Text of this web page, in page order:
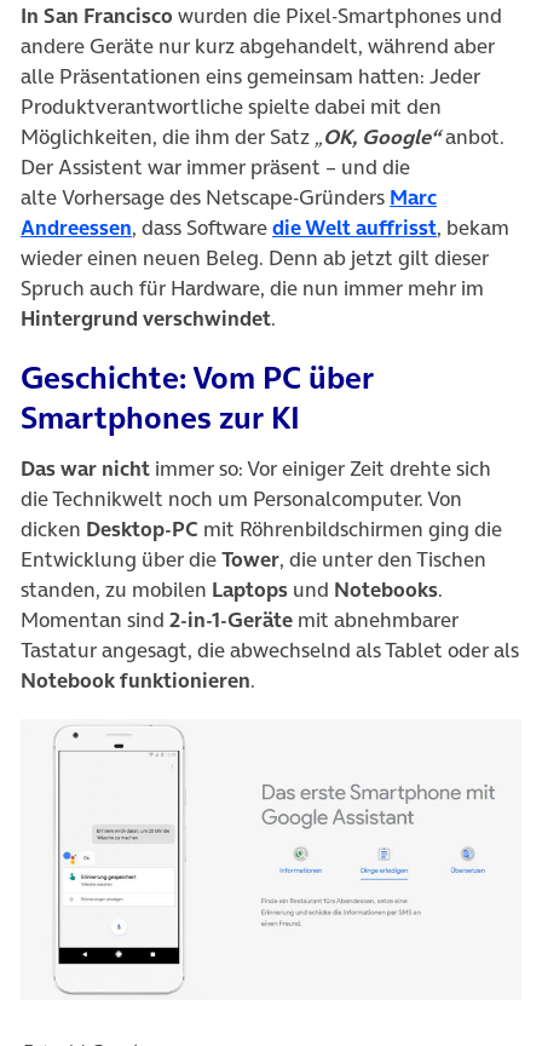
In San Francisco wurden die Pixel-Smartphones und
andere Geräte nur kurz abgehandelt, während aber
alle Präsentationen eins gemeinsam hatten: Jeder
Produktverantwortliche spielte dabei mit den
Möglichkeiten, die ihm der Satz „OK, Google“anbot.
Der Assistent war immer präsent – und die
alte Vorhersage des Netscape-Gründers Marc
Andreessen(öffnet in neuem Tab)
, dass Softwaredie Welt auffrisst(öffnet in
, bekam
wieder einen neuen Beleg. Denn ab jetzt gilt dieser
Spruch auch für Hardware, die nun immer mehr im
Hintergrund verschwindet.
Geschichte: Vom PC über
Smartphones zur KI
Das war nicht immer so: Vor einiger Zeit drehte sich
die Technikwelt noch um Personalcomputer. Von
dicken Desktop-PC mit Röhrenbildschirmen ging die
Entwicklung über dieTower, die unter den Tischen
standen, zu mobilen Laptops und Notebooks.
Momentan sind 2-in-1-Geräte mit abnehmbarer
Tastatur angesagt, die abwechselnd als Tablet oder als
Notebook funktionieren.